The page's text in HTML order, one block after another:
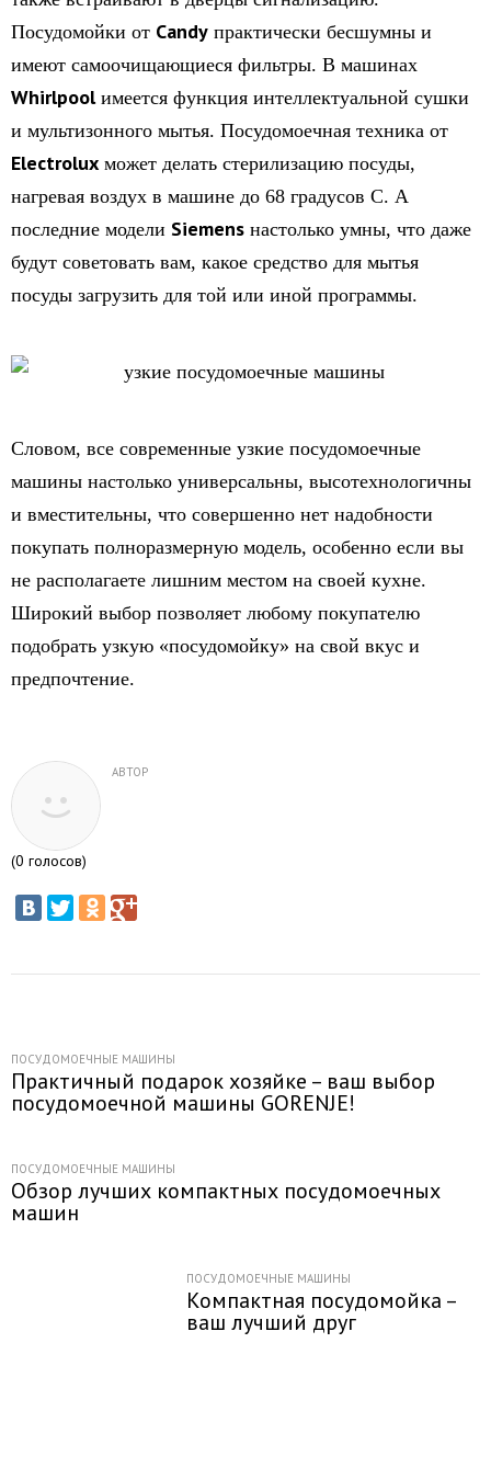
Посудомойки от Candy практически бесшумны и
имеют самоочищающиеся фильтры. В машинах
Whirlpoolимеется функция интеллектуальной сушки
и мультизонного мытья. Посудомоечная техника от
Electrolux может делать стерилизацию посуды,
нагревая воздух в машине до 68 градусов С. А
последние модели Siemens настолько умны, что даже
будут советовать вам, какое средство для мытья
посуды загрузить для той или иной программы.
Словом, все современные узкие посудомоечные
машины настолько универсальны, высотехнологичны
и вместительны, что совершенно нет надобности
покупать полноразмерную модель, особенно если вы
не располагаете лишним местом на своей кухне.
Широкий выбор позволяет любому покупателю
подобрать узкую «посудомойку» на свой вкус и
предпочтение.
АВТОР
(0 голосов)
ПОСУДОМОЕЧНЫЕ МАШИНЫ
Практичный подарок хозяйке – ваш выбор
посудомоечной машины GORENJE!
ПОСУДОМОЕЧНЫЕ МАШИНЫ
Обзор лучших компактных посудомоечных
машин
ПОСУДОМОЕЧНЫЕ МАШИНЫ
Компактная посудомойка –
ваш лучший друг